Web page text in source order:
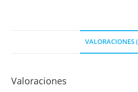
VALORACIONES
Valoraciones